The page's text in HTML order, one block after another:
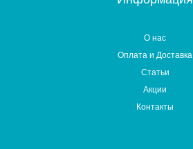
О нас
Оплата и Доставка
Статьи
Акции
Контакты